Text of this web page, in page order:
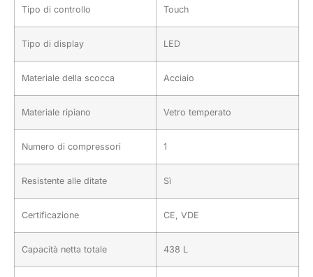
Tipo di controllo Touch
Tipo di display LED
Materiale della scocca Acciaio
Materiale ripiano Vetro temperato
Numero di compressori 1
Resistente alle ditate Sì
Certificazione CE, VDE
Capacità netta totale 438 L